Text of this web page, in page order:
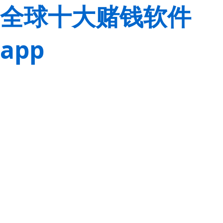
全球十大赌钱软件
app